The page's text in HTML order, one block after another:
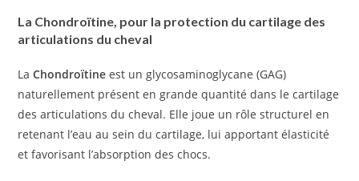
La Chondroïtine, pour la protection du cartilage des
articulations du cheval
LaChondroïtine est un glycosaminoglycane (GAG)
naturellement présent en grande quantité dans le cartilage
des articulations du cheval. Elle joue un rôle structurel en
retenant l’eau au sein du cartilage, lui apportant élasticité
et favorisant l’absorption des chocs.